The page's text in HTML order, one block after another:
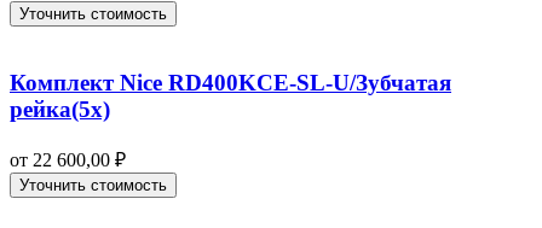
Уточнить стоимость
Комплект Nice RD400KCE-SL-U/Зубчатая
рейка(5x)
от 22 600,00 ₽
Уточнить стоимость